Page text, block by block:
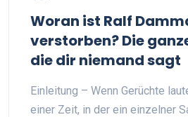
Woran ist Ralf
verstorben? Die
die dir niemand sagt
Einleitung – Wenn Gerüchte
einer Zeit, in der ein einzelner